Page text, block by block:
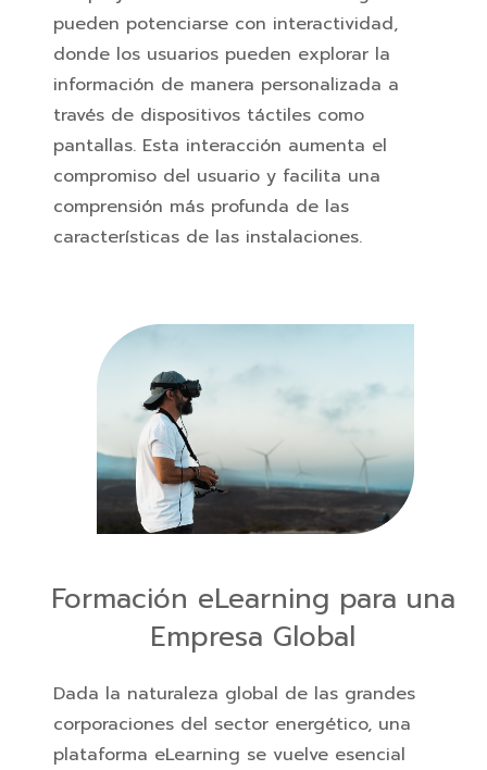
pueden potenciarse con interactividad,
donde los usuarios pueden explorar la
información de manera personalizada a
través de dispositivos táctiles como
pantallas. Esta interacción aumenta el
compromiso del usuario y facilita una
comprensión más profunda de las
características de las instalaciones.
Formación eLearning para una
Empresa Global
Dada la naturaleza global de las grandes
corporaciones del sector energético, una
plataforma eLearning se vuelve esencial